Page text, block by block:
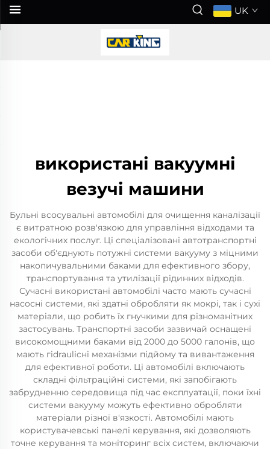
UK
використані вакуумні
везучі машини
Бульні всосувальні автомобілі для очищення каналізації
є витратною розв'язкою для управління відходами та
екологічних послуг. Ці спеціалізовані автотранспортні
засоби об'єднують потужні системи вакууму з міцними
накопичувальними баками для ефективного збору,
транспортування та утилізації рідинних відходів.
Сучасні використані автомобілі часто мають сучасні
насосні системи, які здатні обробляти як мокрі, так і сухі
матеріали, що робить їх гнучкими для різноманітних
застосувань. Транспортні засоби зазвичай оснащені
високомощними баками від 2000 до 5000 галонів, що
мають гіdraulicні механізми підйому та вивантаження
для ефективної роботи. Ці автомобілі включають
складні фільтраційні системи, які запобігають
забрудненню середовища під час експлуатації, поки їхні
системи вакууму можуть ефективно обробляти
матеріали різної в'язкості. Автомобілі мають
користувачевські панелі керування, які дозволяють
точне керування та моніторинг всіх систем, включаючи